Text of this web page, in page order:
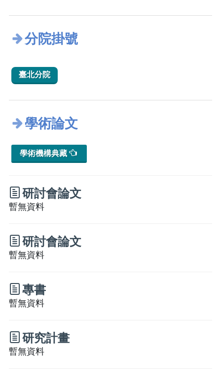
分院掛號
臺北分院
學術論文
學術機構典藏
研討會論文
暫無資料
研討會論文
暫無資料
專書
暫無資料
研究計畫
暫無資料